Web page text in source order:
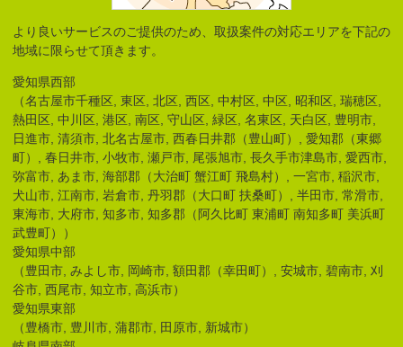
より良いサービスのご提供のため、取扱案件の対応エリアを下記の
地域に限らせて頂きます。
愛知県西部
（名古屋市千種区, 東区, 北区, 西区, 中村区, 中区, 昭和区, 瑞穂区,
熱田区, 中川区, 港区, 南区, 守山区, 緑区, 名東区, 天白区, 豊明市,
日進市, 清須市, 北名古屋市, 西春日井郡（豊山町）, 愛知郡（東郷
町）, 春日井市, 小牧市, 瀬戸市, 尾張旭市, 長久手市津島市, 愛西市,
弥富市, あま市, 海部郡（大治町 蟹江町 飛島村）, 一宮市, 稲沢市,
犬山市, 江南市, 岩倉市, 丹羽郡（大口町 扶桑町）, 半田市, 常滑市,
東海市, 大府市, 知多市, 知多郡（阿久比町 東浦町 南知多町 美浜町
武豊町））
愛知県中部
（豊田市, みよし市, 岡崎市, 額田郡（幸田町）, 安城市, 碧南市, 刈
谷市, 西尾市, 知立市, 高浜市）
愛知県東部
（豊橋市, 豊川市, 蒲郡市, 田原市, 新城市）